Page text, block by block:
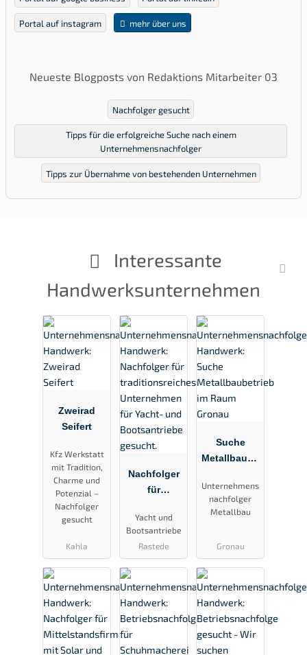
Interessante
Handwerksunternehmen
Zweirad
Seifert
Kfz Werkstatt
mit Tradition,
Charme und
Potenzial –
Nachfolger
gesucht
Kahla
Nachfolger
für
ches
Unternehme
n für Yacht-
und
Bootsantrie
be gesucht.
Yacht und
Bootsantriebe
Rastede
Suche
Metallbaube
Raum
Gronau
Unternehmens
nachfolger
Metallbau
Gronau
Portal auf instagram mehr über uns
Neueste Blogposts von Redaktions Mitarbeiter 03
Nachfolger gesucht
Tipps für die erfolgreiche Suche nach einem
Unternehmensnachfolger
Tipps zur Übernahme von bestehenden Unternehmen